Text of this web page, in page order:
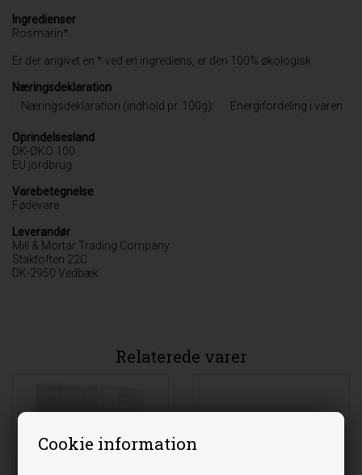
Cookie information
Ingredienser
Rosmarin*
Er der angivet en * ved en ingrediens, er den 100% økologisk
Næringsdeklaration
Næringsdeklaration (indhold pr. 100g):
Energifordeling i varen
Oprindelsesland
DK-ØKO 100
EU jordbrug
Varebetegnelse
Fødevare
Leverandør
Mill & Mortar Trading Company
Staktoften 22C
DK-2950 Vedbæk
Relaterede varer